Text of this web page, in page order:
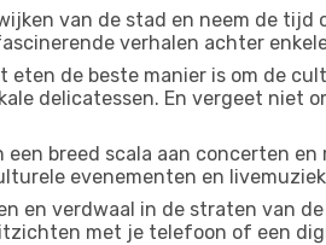
van de stad en neem de
verhalen achter
eten de beste manier is om de
delicatessen. En vergeet niet
een breed scala aan concerten
evenementen en
en verdwaal in de straten van
met je telefoon of een